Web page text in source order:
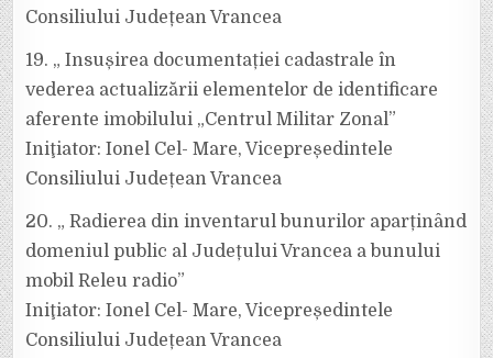
Consiliului Județean Vrancea
19. „ Insușirea documentației cadastrale în
vederea actualizării elementelor de identificare
aferente imobilului „Centrul Militar Zonal”
Iniţiator: Ionel Cel- Mare, Vicepreședintele
Consiliului Județean Vrancea
20. „ Radierea din inventarul bunurilor aparținând
domeniul public al Județului Vrancea a bunului
mobil Releu radio”
Iniţiator: Ionel Cel- Mare, Vicepreședintele
Consiliului Județean Vrancea